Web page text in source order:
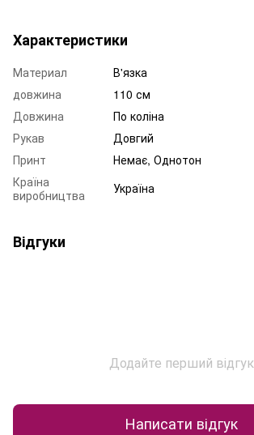
Характеристики
Материал
В'язка
довжина
110 см
Довжина
По коліна
Рукав
Довгий
Принт
Немає, Однотон
Країна
виробництва
Україна
Відгуки
Додайте перший відгук
Написати відгук